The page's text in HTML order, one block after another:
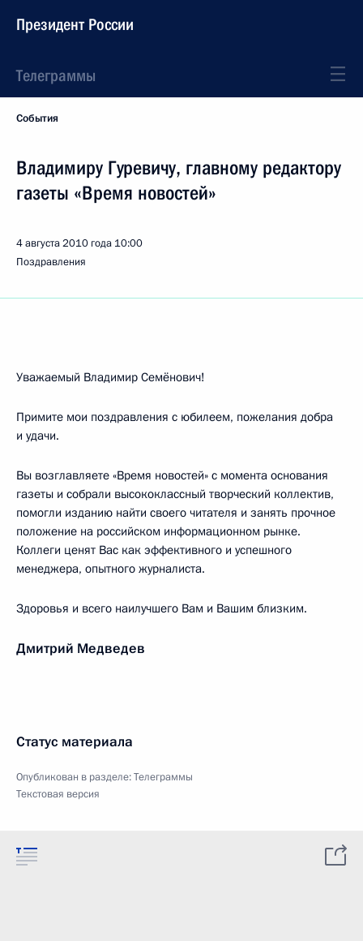
Президент России
Телеграммы
События
Владимиру Гуревичу, главному редактору
газеты «Время новостей»
4 августа 2010 года 10:00
Поздравления
Уважаемый Владимир Семёнович!
Примите мои поздравления с юбилеем, пожелания добра
и удачи.
Вы возглавляете «Время новостей» с момента основания
газеты и собрали высококлассный творческий коллектив,
помогли изданию найти своего читателя и занять прочное
положение на российском информационном рынке.
Коллеги ценят Вас как эффективного и успешного
менеджера, опытного журналиста.
Здоровья и всего наилучшего Вам и Вашим близким.
Дмитрий Медведев
Статус материала
Опубликован в разделе:Телеграммы
Текстовая версия